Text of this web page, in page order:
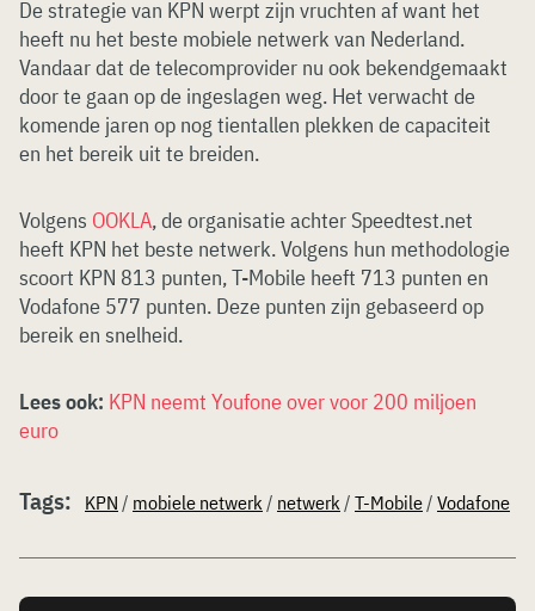
De strategie van KPN werpt zijn vruchten af want het
heeft nu het beste mobiele netwerk van Nederland.
Vandaar dat de telecomprovider nu ook bekendgemaakt
door te gaan op de ingeslagen weg. Het verwacht de
komende jaren op nog tientallen plekken de capaciteit
en het bereik uit te breiden.
Volgens OOKLA, de organisatie achter Speedtest.net
heeft KPN het beste netwerk. Volgens hun methodologie
scoort KPN 813 punten, T-Mobile heeft 713 punten en
Vodafone 577 punten. Deze punten zijn gebaseerd op
bereik en snelheid.
Lees ook: KPN neemt Youfone over voor 200 miljoen
euro
Tags: KPN / mobiele netwerk/ netwerk/ T-Mobile/ Vodafone